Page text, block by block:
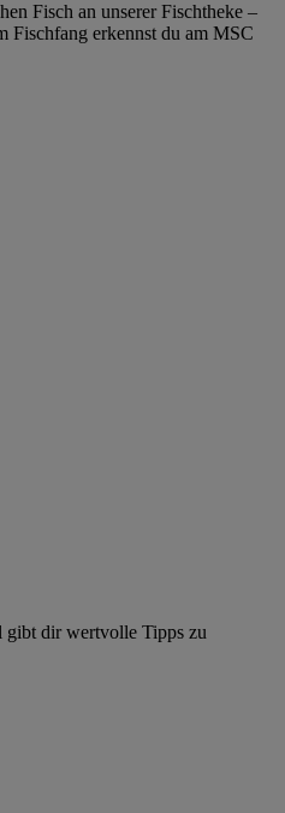
Fisch an unserer Fischtheke –
Fischfang erkennst du am MSC
gibt dir wertvolle Tipps zu